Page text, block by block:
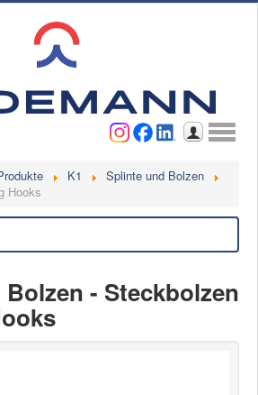
K1
Splinte und Bolzen
Hooks
- Steckbolzen